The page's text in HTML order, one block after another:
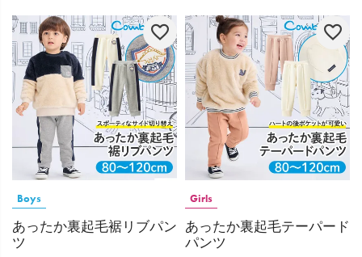
Boys
あったか裏起毛裾リブパン
ツ
Girls
あったか裏起毛テーパード
パンツ